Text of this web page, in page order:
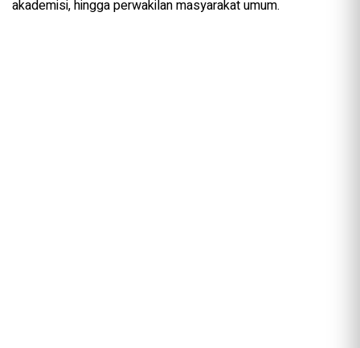
akademisi, hingga perwakilan masyarakat umum.